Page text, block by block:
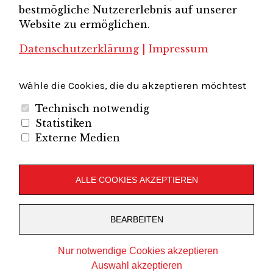
Unternehmerverband Sachsen e.V. Unternehmervereinigung Uckermark
Unternehmervereinigung Uckermark e.V.
Wirtschaftshof Spandau e.V. Volkswirtschaftlicher Dialog
Unternehmerverband Brandenburg-Berlin e.V.
Folgen Sie uns auf
LinkedInInstagram
Slideshare
Youtube
Stolz präsentiert vonWordPress
Theme: Zuki von
Elmastudio
veredelt vonVCAT
bestmögliche Nutzererlebnis auf unserer
Website zu ermöglichen.
Datenschutzerklärung
Impressum
Wähle die Cookies, die du akzeptieren möchtest
Technisch notwendig
Statistiken
Externe Medien
ALLE COOKIES AKZEPTIEREN
BEARBEITEN
Nur notwendige Cookies akzeptieren
Auswahl akzeptieren